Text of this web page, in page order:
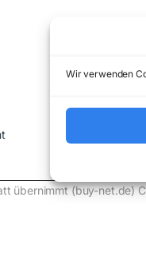
Wir verwenden
übernimmt (buy-net.de)